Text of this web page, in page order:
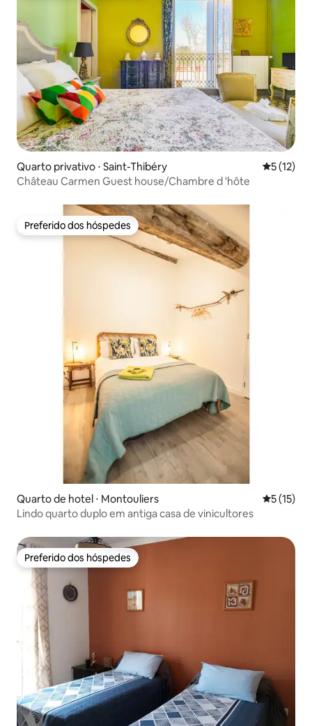
Quarto privativo ⋅ Saint-Thibéry 5 de uma
5 (12)
Château Carmen Guest house/Chambre d 'hôte
Preferido dos hóspedes
Preferido dos hóspedes
Quarto de hotel ⋅ Montouliers 5 de uma
5 (15)
Lindo quarto duplo em antiga casa de vinicultores
Preferido dos hóspedes
Preferido dos hóspedes